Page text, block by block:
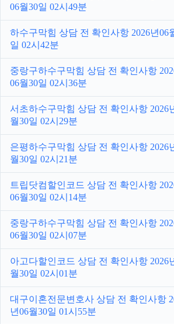
06월30일 02시49분
하수구막힘 상담 전 확인사항 2026년06
일 02시42분
중랑구하수구막힘 상담 전 확인사항
06월30일 02시36분
서초하수구막힘 상담 전 확인사항 2026
월30일 02시29분
은평하수구막힘 상담 전 확인사항 2026
월30일 02시21분
트립닷컴할인코드 상담 전 확인사항
06월30일 02시14분
중랑구하수구막힘 상담 전 확인사항
06월30일 02시07분
아고다할인코드 상담 전 확인사항 2026
월30일 02시01분
대구이혼전문변호사 상담 전 확인사항
년06월30일 01시55분